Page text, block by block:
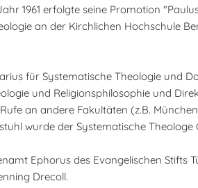
1961 erfolgte seine Promotion
an der Kirchlichen Hochschule
für Systematische Theologie und
und Religionsphilosophie und
an andere Fakultäten (z.B.
wurde der Systematische Theologe
Ephorus des Evangelischen Stifts
Drecoll.